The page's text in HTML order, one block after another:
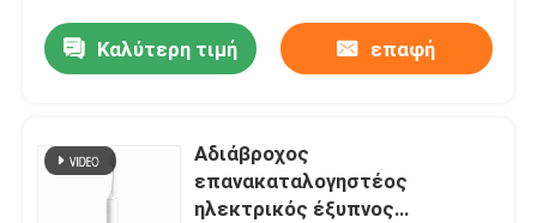
Προϊόντα
Βίντεο
Καλύτερη τιμή επαφή
Αδιάβροχος
επανακαταλογηστέος
ηλεκτρικός έξυπνος